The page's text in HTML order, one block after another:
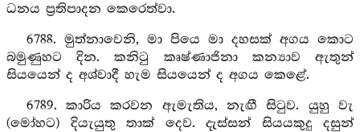
ධනය ප්‍රතිපාදන කෙරෙත්වා.
6788. මුත්නාවෙනි, මා පියෙ මා දහසක් අගය කොට
බමුණුහට දින. කනිටු කෘෂ්ණාජිනා කන්‍යාව ඇතුන්
සියයෙන් ද අශ්වාදී හැම සියයෙන් ද අගය කෙළේ.
6789. කාරිය කරවන ඇමැතිය, නැඟී සිටුව. යුහු වැ
(මෝහට) දියැයුතු තාක් දෙව. දැස්සන් සියයකුදු දසුන්